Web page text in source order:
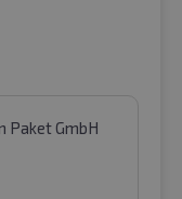
Paket GmbH